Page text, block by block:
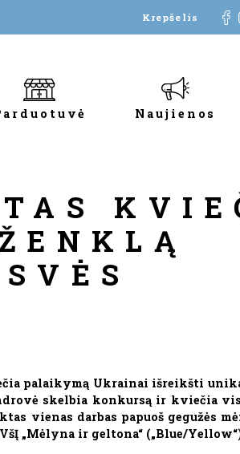
Krepšelis
Naujienos
palaikymą Ukrainai išreikšti
skelbia konkursą ir kviečia
vienas darbas papuoš gegužės
„Mėlyna ir geltona“ („Blue/